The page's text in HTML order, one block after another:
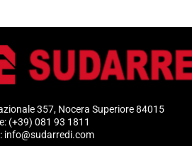
357, Nocera Superiore 84015​
(+39) 081 93 1811
info@sudarredi.com